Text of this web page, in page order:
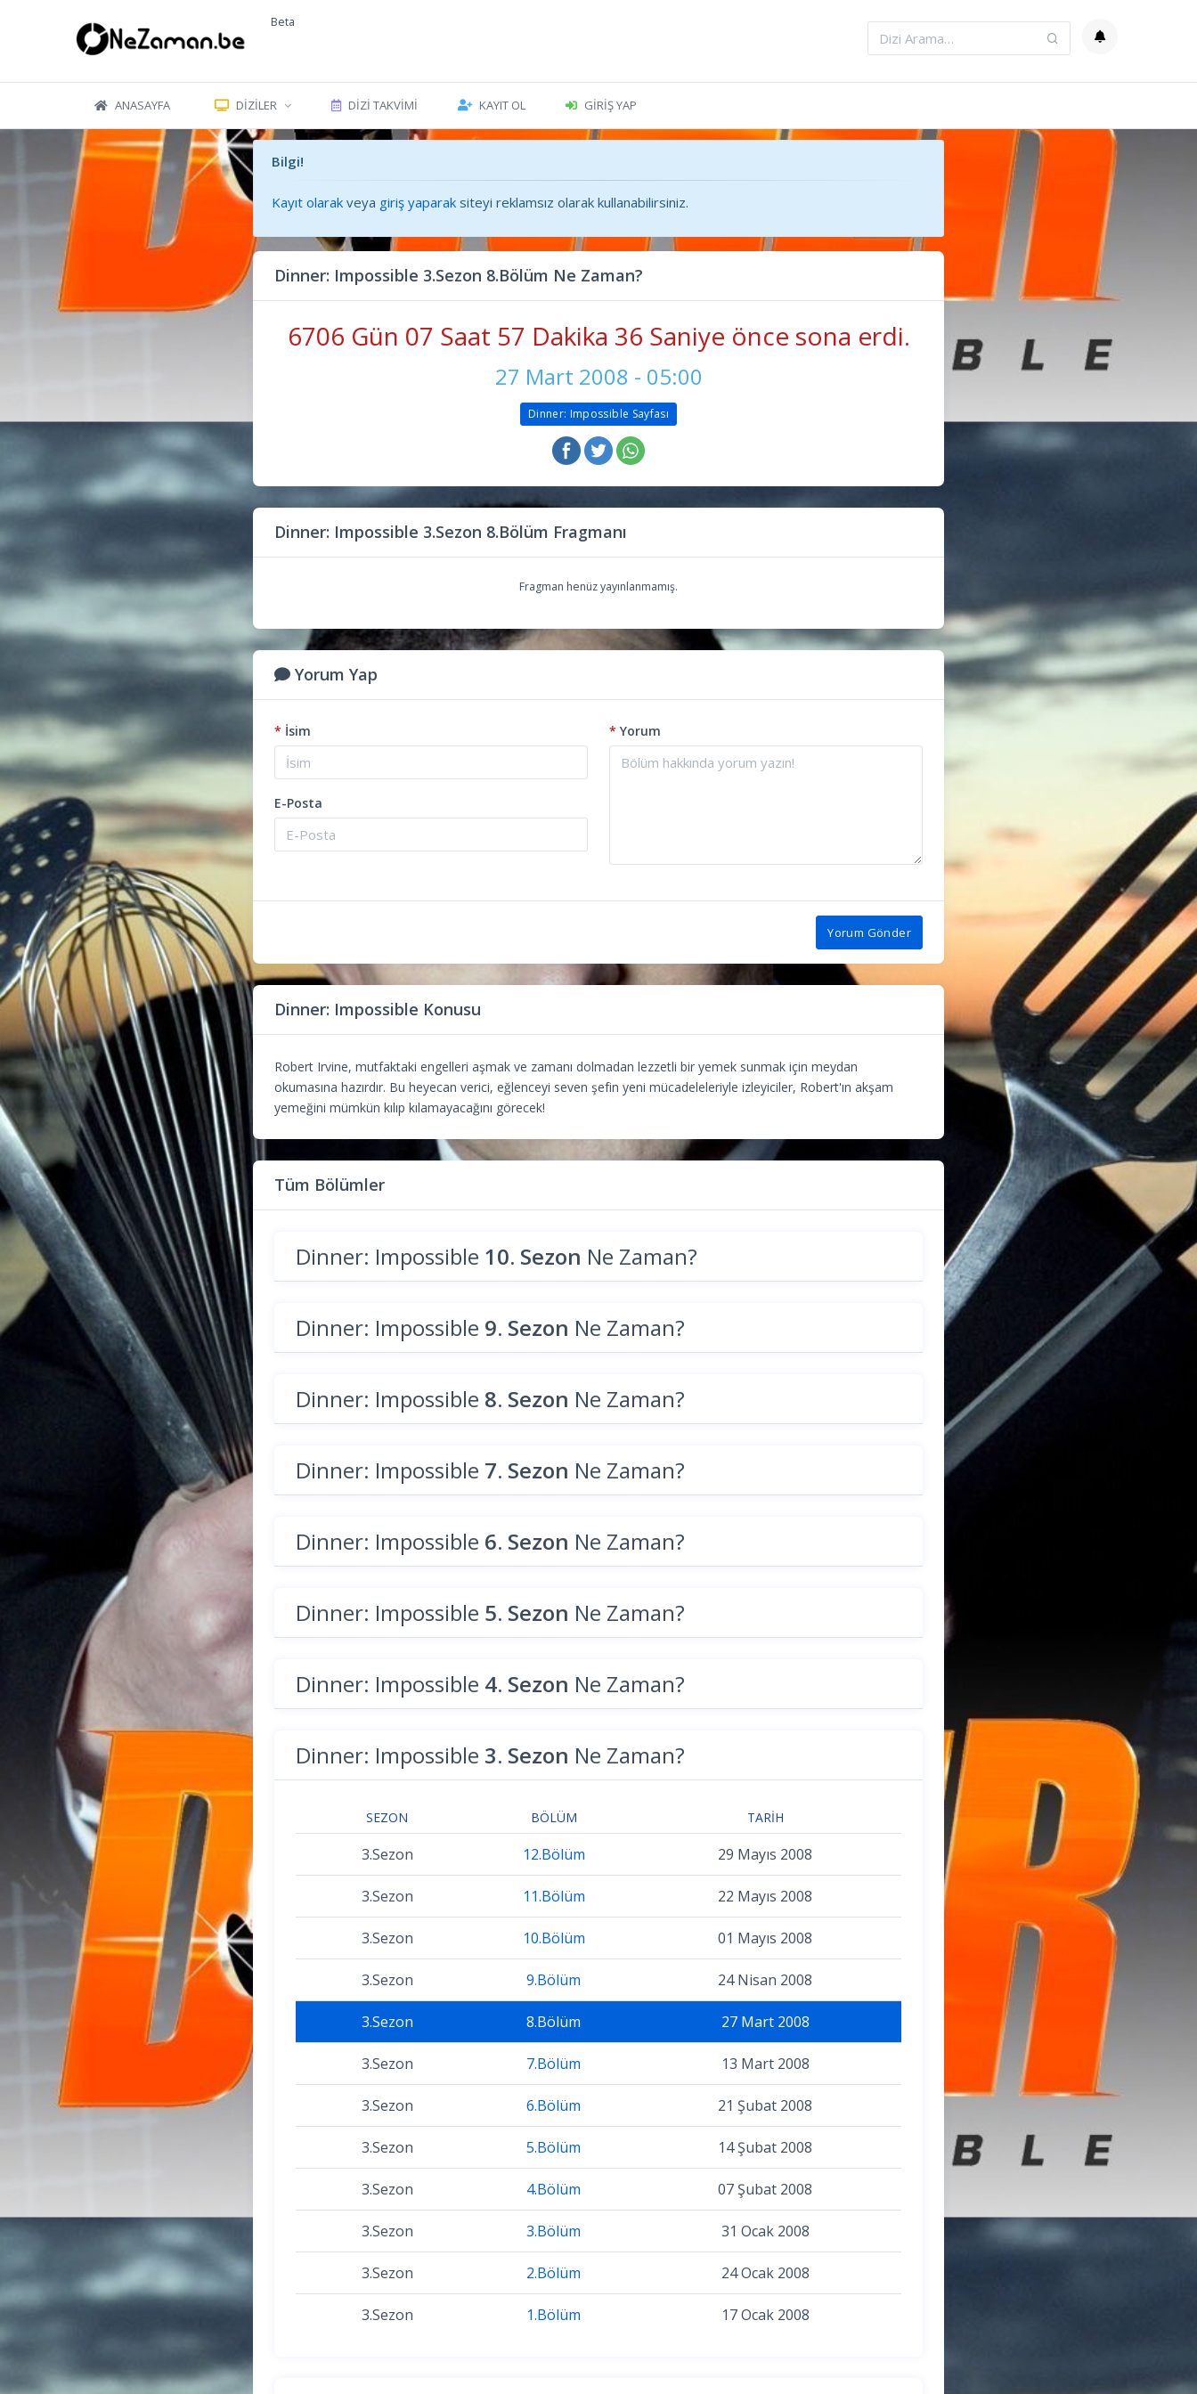
Beta
ANASAYFA DIZILER DIZI TAKVIMI KAYIT OL GIRIŞ YAP
Bilgi!
Kayıt olarak veya giriş yaparak siteyi reklamsız olarak kullanabilirsiniz.
Dinner: Impossible 3.Sezon 8.Bölüm Ne Zaman?
6706 Gün 07 Saat 57 Dakika 37 Saniye önce sona erdi.
27 Mart 2008 - 05:00
Dinner: Impossible Sayfası
Dinner: Impossible 3.Sezon 8.Bölüm Fragmanı
Fragman henüz yayınlanmamış.
Yorum Yap
* İsim
E-Posta
* Yorum
Yorum Gönder
Dinner: Impossible Konusu
Robert Irvine, mutfaktaki engelleri aşmak ve zamanı dolmadan lezzetli bir yemek sunmak için meydan
okumasına hazırdır. Bu heyecan verici, eğlenceyi seven şefin yeni mücadeleleriyle izleyiciler, Robert'ın akşam
yemeğini mümkün kılıp kılamayacağını görecek!
Tüm Bölümler
Dinner: Impossible 10. Sezon Ne Zaman?
Dinner: Impossible 9. Sezon Ne Zaman?
Dinner: Impossible 8. Sezon Ne Zaman?
Dinner: Impossible 7. Sezon Ne Zaman?
Dinner: Impossible 6. Sezon Ne Zaman?
Dinner: Impossible 5. Sezon Ne Zaman?
Dinner: Impossible 4. Sezon Ne Zaman?
Dinner: Impossible 3. Sezon Ne Zaman?
SEZON BÖLÜM TARIH
3.Sezon 12.Bölüm 29 Mayıs 2008
3.Sezon 11.Bölüm 22 Mayıs 2008
3.Sezon 10.Bölüm 01 Mayıs 2008
3.Sezon 9.Bölüm 24 Nisan 2008
3.Sezon 8.Bölüm 27 Mart 2008
3.Sezon 7.Bölüm 13 Mart 2008
3.Sezon 6.Bölüm 21 Şubat 2008
3.Sezon 5.Bölüm 14 Şubat 2008
3.Sezon 4.Bölüm 07 Şubat 2008
3.Sezon 3.Bölüm 31 Ocak 2008
3.Sezon 2.Bölüm 24 Ocak 2008
3.Sezon 1.Bölüm 17 Ocak 2008